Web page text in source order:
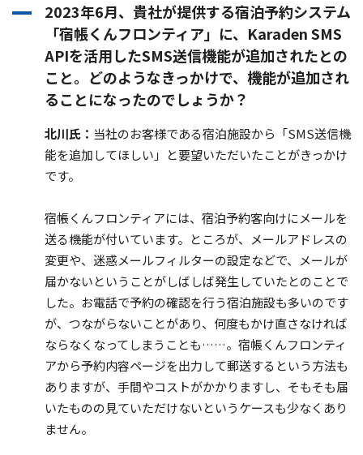
2023年6月、貴社が提供する宿泊予約システム
「宿帳くんフロンティア」に、Karaden SMS
APIを活用したSMS送信機能が追加されたとの
こと。どのようなきっかけで、機能が追加され
ることになったのでしょうか？
北川氏： 当社のお客様である宿泊施設から「SMS送信機
能を追加してほしい」と要望いただいたことがきっかけ
です。
宿帳くんフロンティアには、宿泊予約客向けにメールを
送る機能が付いています。ところが、メールアドレスの
変更や、迷惑メールフィルターの設定などで、メールが
届かないということがしばしば発生していたとのことで
した。お電話で予約の確認を行う宿泊施設も多いのです
が、つながらないことがあり、何度もかけ直さなければ
ならなくなってしまうことも……。宿帳くんフロンティ
アから予約内容ページを出力して郵送するという方法も
ありますが、手間やコストがかかりますし、そもそも届
いたものの見ていただけないというケースも少なくあり
ません。